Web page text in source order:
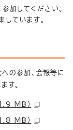
加してください。
ています。
の参加、会報等に
す。
MB）
MB）